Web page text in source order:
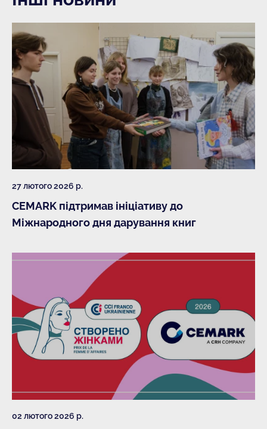
27 лютого 2026 р.
CEMARK підтримав ініціативу до
Міжнародного дня дарування книг
02 лютого 2026 р.